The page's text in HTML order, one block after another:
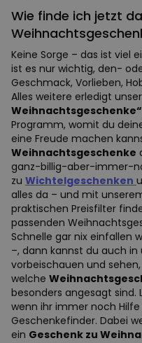
Wie finde ich jetzt
Keine Sorge – das ist viel
ist es nur wichtig, den-
Geschmack, Vorlieben,
Alles weitere erledigt
Weihnachtsgeschenke“
Programm, womit du
eine Freude machen
Weihnachtsgeschenke
ganz-billig-aber-immer-
zu Wichtelgeschenken
alles da – und mit
praktischen Preisfilter
passenden
Schnelle gar nix einfallen
–, dann kannst du auch in
vorbeischauen und sehen,
welche
besonders angesagt sind.
wenn ihr immer noch
Geschenkefinder. Dabei
ein Geschenk zu